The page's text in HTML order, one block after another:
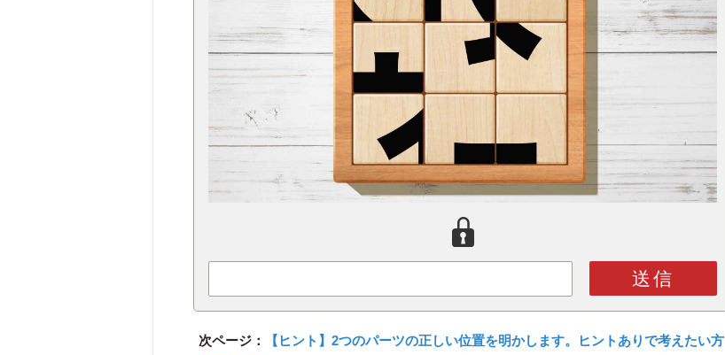
送信
次ページ：
【ヒント】2つのパーツの正しい位置を明かします。ヒントありで考えたい方